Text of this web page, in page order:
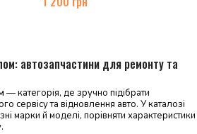
автозапчастини для ремонту та
— категорія, де зручно підібрати
сервісу та відновлення авто. У каталозі
марки й моделі, порівняти характеристики